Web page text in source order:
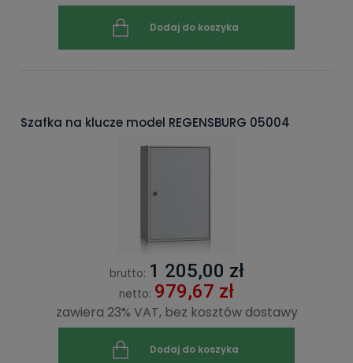
Dodaj do koszyka
Szafka na klucze model REGENSBURG 05004
brutto: 1 205,00 zł
netto: 979,67 zł
zawiera 23% VAT, bez kosztów dostawy
Dodaj do koszyka